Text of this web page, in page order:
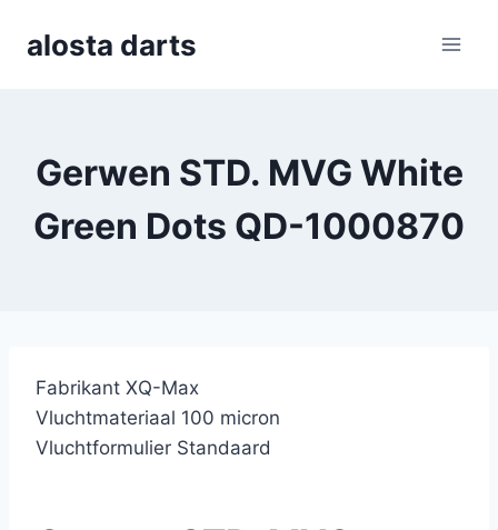
alosta darts
Gerwen STD. MVG White
Green Dots QD-1000870
Fabrikant XQ-Max
Vluchtmateriaal 100 micron
Vluchtformulier Standaard